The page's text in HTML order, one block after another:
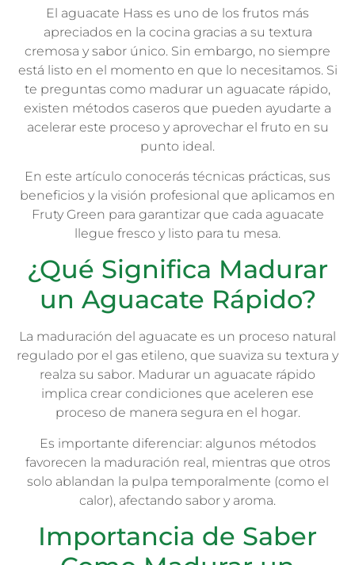
El aguacate Hass es uno de los frutos más
apreciados en la cocina gracias a su textura
cremosa y sabor único. Sin embargo, no siempre
está listo en el momento en que lo necesitamos. Si
te preguntas como madurar un aguacate rápido,
existen métodos caseros que pueden ayudarte a
acelerar este proceso y aprovechar el fruto en su
punto ideal.
En este artículo conocerás técnicas prácticas, sus
beneficios y la visión profesional que aplicamos en
Fruty Green para garantizar que cada aguacate
llegue fresco y listo para tu mesa.
¿Qué Significa Madurar
un Aguacate Rápido?
La maduración del aguacate es un proceso natural
regulado por el gas etileno, que suaviza su textura y
realza su sabor. Madurar un aguacate rápido
implica crear condiciones que aceleren ese
proceso de manera segura en el hogar.
Es importante diferenciar: algunos métodos
favorecen la maduración real, mientras que otros
solo ablandan la pulpa temporalmente (como el
calor), afectando sabor y aroma.
Importancia de Saber